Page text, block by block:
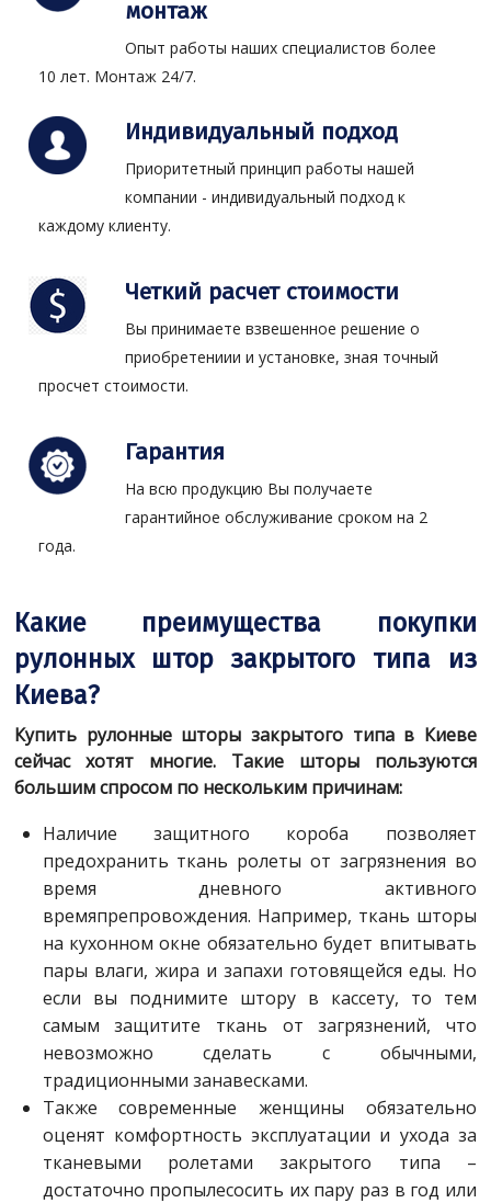
монтаж
Опыт работы наших специалистов более
10 лет. Монтаж 24/7.
Индивидуальный подход
Приоритетный принцип работы нашей
компании - индивидуальный подход к
каждому клиенту.
Четкий расчет стоимости
Вы принимаете взвешенное решение о
приобретениии и установке, зная точный
просчет стоимости.
Гарантия
На всю продукцию Вы получаете
гарантийное обслуживание сроком на 2
года.
Какие преимущества покупки
рулонных штор закрытого типа из
Киева?
Купить рулонные шторы закрытого типа в Киеве​
сейчас хотят многие. Такие шторы пользуются
большим спросом по нескольким причинам:
Наличие защитного короба позволяет
предохранить ткань ролеты от загрязнения во
время дневного активного
времяпрепровождения. Например, ткань шторы
на кухонном окне обязательно будет впитывать
пары влаги, жира и запахи готовящейся еды. Но
если вы поднимите штору в кассету, то тем
самым защитите ткань от загрязнений, что
невозможно сделать с обычными,
традиционными занавесками.
Также современные женщины обязательно
оценят комфортность эксплуатации и ухода за
тканевыми ролетами закрытого типа –
достаточно пропылесосить их пару раз в год или